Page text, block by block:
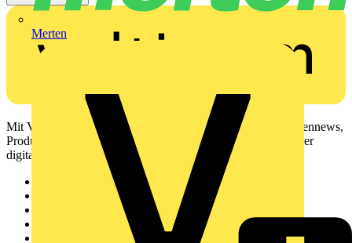
Merten
Mit Voltimum erhalten Elektrofachkräfte Zugang zu Branchennews,
Produktinformationen, Schulungen und Tools – alles auf einer
digitalen Plattform und Community.